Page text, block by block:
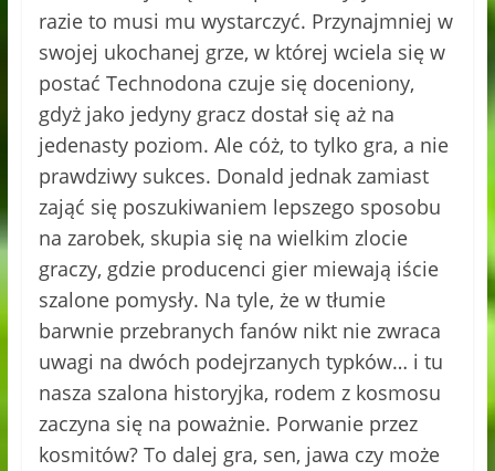
razie to musi mu wystarczyć. Przynajmniej w
swojej ukochanej grze, w której wciela się w
postać Technodona czuje się doceniony,
gdyż jako jedyny gracz dostał się aż na
jedenasty poziom. Ale cóż, to tylko gra, a nie
prawdziwy sukces. Donald jednak zamiast
zająć się poszukiwaniem lepszego sposobu
na zarobek, skupia się na wielkim zlocie
graczy, gdzie producenci gier miewają iście
szalone pomysły. Na tyle, że w tłumie
barwnie przebranych fanów nikt nie zwraca
uwagi na dwóch podejrzanych typków… i tu
nasza szalona historyjka, rodem z kosmosu
zaczyna się na poważnie. Porwanie przez
kosmitów? To dalej gra, sen, jawa czy może